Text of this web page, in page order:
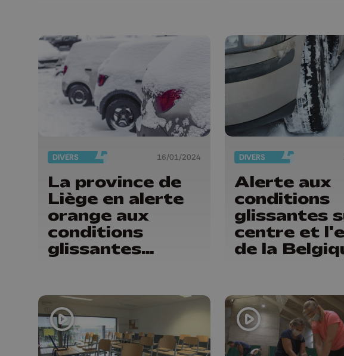
DIVERS 16/01/2024
La province de
Liège en alerte
orange aux
conditions
glissantes
DIVERS
Alerte aux
conditions
glissantes
centre et
de la